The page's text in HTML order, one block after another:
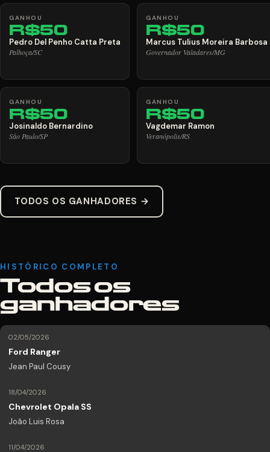
GANHOU
R$50
Pedro Del Penho Catta Preta
Palhoça/SC
GANHOU
R$50
Josinaldo Bernardino
São Paulo/SP
GANHOU
R$50
Marcus Tulius Moreira Barbosa
Governador Valadares/MG
GANHOU
R$50
Vagdemar Ramon
Veranópolis/RS
TODOS OS GANHADORES →
HISTÓRICO COMPLETO
Todos os
ganhadores
02/05/2026
Ford Ranger
Jean Paul Cousy
18/04/2026
Chevrolet Opala SS
João Luis Rosa
11/04/2026